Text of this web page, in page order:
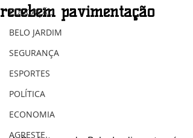
EDUCAÇÃO
BELO JARDIM
SEGURANÇA
ESPORTES
POLÍTICA
ECONOMIA
AGRESTE
recebem pavimentação